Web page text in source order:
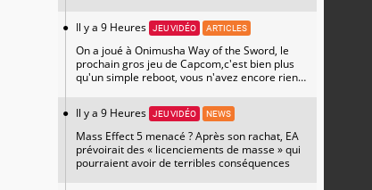
Il y a 9 Heures
JEU VIDÉO ARTICLES
On a joué à Onimusha Way of the Sword, le
prochain gros jeu de Capcom,c'est bien plus
qu'un simple reboot, vous n'avez encore rien
Il y a 9 Heures
JEU VIDÉO NEWS
Mass Effect 5 menacé ? Après son rachat, EA
prévoirait des « licenciements de masse » qui
pourraient avoir de terribles conséquences